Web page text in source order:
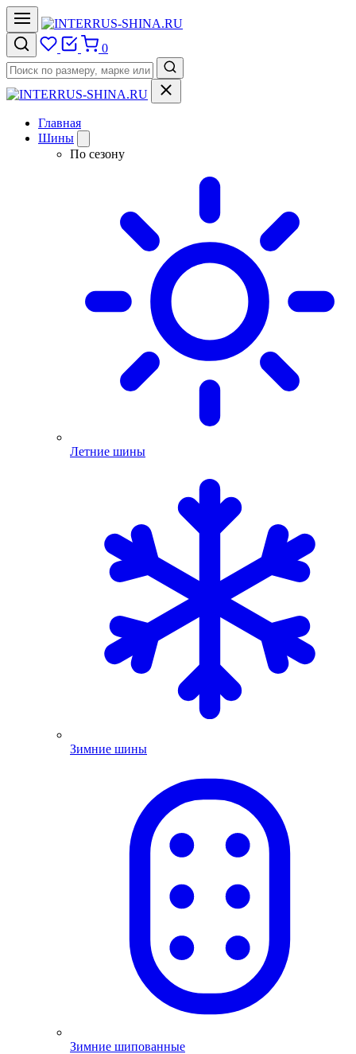
0
Главная
Шины
По сезону
Летние шины
Зимние шины
Зимние шипованные